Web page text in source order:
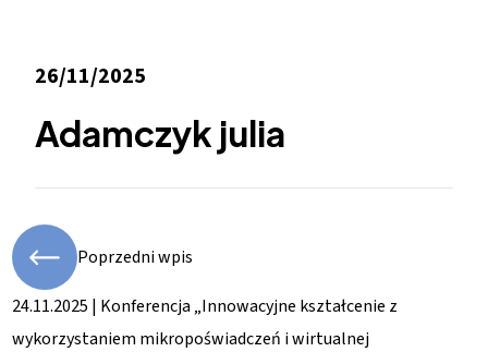
26/11/2025
Adamczyk julia
Poprzedni wpis
24.11.2025 | Konferencja „Innowacyjne kształcenie z
wykorzystaniem mikropoświadczeń i wirtualnej